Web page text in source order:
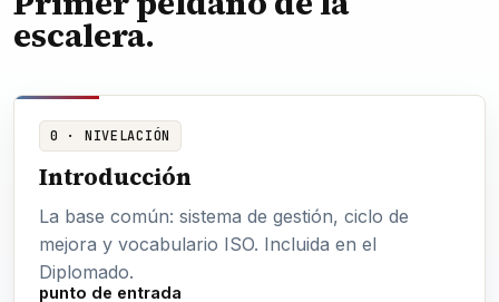
escalera.
0 · NIVELACIÓN
Introducción
La base común: sistema de gestión, ciclo de
mejora y vocabulario ISO. Incluida en el
Diplomado.
punto de entrada